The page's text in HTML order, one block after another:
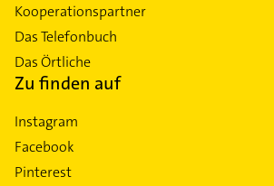
Kooperationspartner
Das Telefonbuch
Das Örtliche
Zu finden auf
Instagram
Facebook
Pinterest